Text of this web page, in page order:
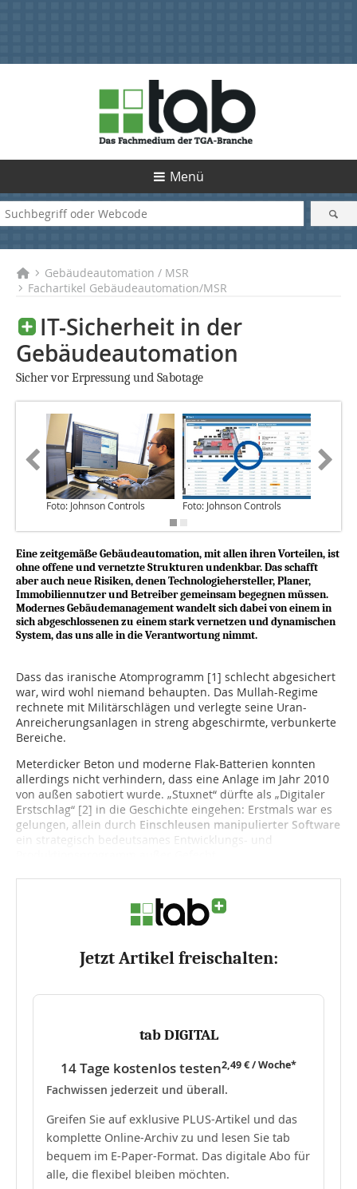
Menü
Gebäudeautomation / MSR
Fachartikel Gebäudeautomation/MSR
IT-Sicherheit in der
Gebäudeautomation
Sicher vor Erpressung und Sabotage
Foto: Johnson Controls Foto: Johnson Controls
Eine zeitgemäße Gebäudeautomation, mit allen ihren Vorteilen, ist
ohne offene und vernetzte Strukturen undenkbar. Das schafft
aber auch neue Risiken, denen Techno­logiehersteller, Planer,
Immobiliennutzer und Betreiber gemeinsam begegnen müssen.
Modernes Gebäudemanagement wandelt sich dabei von einem in
sich abgeschlossenen zu einem stark vernetzen und dynamischen
System, das uns alle in die Verantwortung nimmt.
Dass das iranische Atomprogramm [1] schlecht abgesichert
war, wird wohl niemand behaupten. Das Mullah-Regime
rechnete mit Militärschlägen und verlegte seine Uran-
Anreicherungsanlagen in streng abgeschirmte, verbunkerte
Bereiche.
Meterdicker Beton und moderne Flak-Batterien konnten
allerdings nicht verhindern, dass eine Anlage im Jahr 2010
von außen sabotiert wurde. „Stuxnet“ dürfte als „Digitaler
Erstschlag“ [2] in die Geschichte eingehen: Erstmals war es
gelungen, allein durch Einschleusen manipulierter Software
ein strategisch bedeutsames Entwicklungs- und
Jetzt Artikel freischalten:
tab DIGITAL
14 Tage kostenlos testen2,49 € / Woche*
Fachwissen jederzeit und überall.
Greifen Sie auf exklusive PLUS-Artikel und das
komplette Online-Archiv zu und lesen Sie tab
bequem im E-Paper-Format. Das digitale Abo für
alle, die flexibel bleiben möchten.